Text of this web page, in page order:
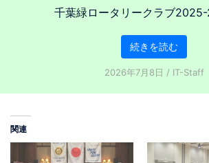
千葉緑ロータリークラブ
続きを読む
2026年7月8日 / IT-Staff
関連